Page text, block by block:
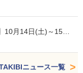
10月14日(土)～15…
ニュース一覧